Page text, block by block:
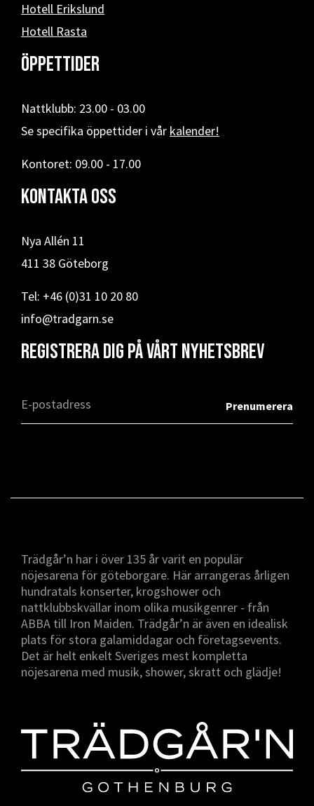
Hotell Erikslund
Hotell Rasta
Öppettider
Nattklubb: 23.00 - 03.00
Se specifika öppettider i vår kalender!
Kontoret: 09.00 - 17.00
Kontakta oss
Nya Allén 11
411 38 Göteborg
Tel: +46 (0)31 10 20 80
info@tradgarn.se
Registrera dig på vårt nyhetsbrev
Trädgår’n har i över 135 år varit en populär
nöjesarena för göteborgare. Här arrangeras årligen
hundratals konserter, krogshower och
nattklubbskvällar inom olika musikgenrer - från
ABBA till Iron Maiden. Trädgår’n är även en idealisk
plats för stora galamiddagar och företagsevents.
Det är helt enkelt Sveriges mest kompletta
nöjesarena med musik, shower, skratt och glädje!